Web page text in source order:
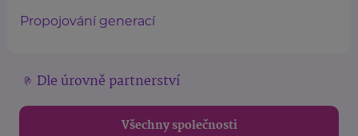
Propojování generací
Dle úrovně partnerství
Všechny společnosti